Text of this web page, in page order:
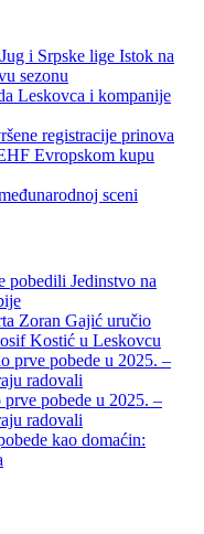
i Srpske lige Istok na
sezonu
Leskovca i kompanije
registracije prinova
Evropskom kupu
sceni
pobedili Jedinstvo na
Zoran Gajić uručio
Kostić u Leskovcu
prve pobede u 2025. –
radovali
pobede u 2025. –
radovali
kao domaćin: